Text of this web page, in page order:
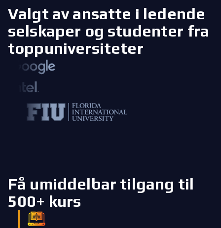
Valgt av ansatte i ledende
selskaper og studenter fra
toppuniversiteter
Få umiddelbar tilgang til
500+ kurs